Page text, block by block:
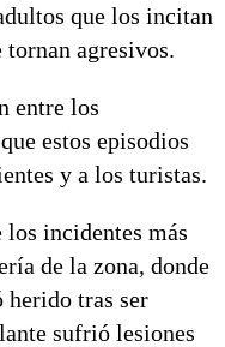
que los incitan
agresivos.
entre los
estos episodios
y a los turistas.
los incidentes más
de la zona, donde
herido tras ser
sufrió lesiones